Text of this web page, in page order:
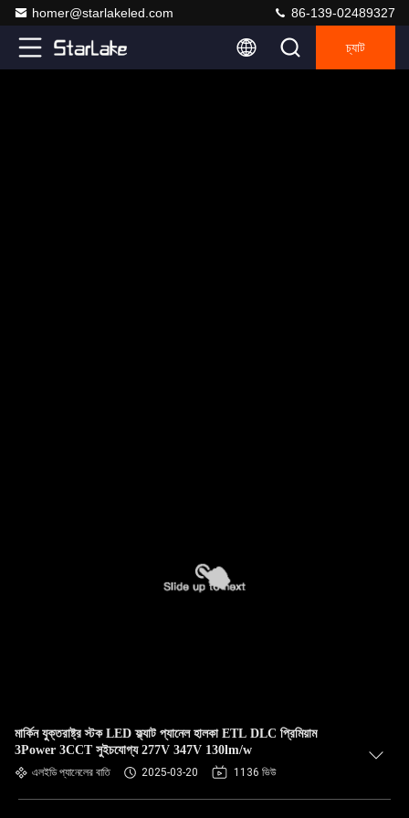
homer@starlakeled.com 86-139-02489327
চ্যাট
মার্কিন যুক্তরাষ্ট্র স্টক LED ফ্ল্যাট প্যানেল হালকা ETL DLC প্রিমিয়াম
3Power 3CCT সুইচযোগ্য 277V 347V 130lm/w
এলইডি প্যানেলের বাতি 2025-03-20 1136 ভিউ